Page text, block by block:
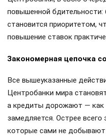
повышенной бдительности:
становится приоритетом,
повышение ставок
Закономерная цепочка
Все вышеуказанные
Центробанки мира
а кредиты дорожают — как
замедляется. Острее
которые сами не